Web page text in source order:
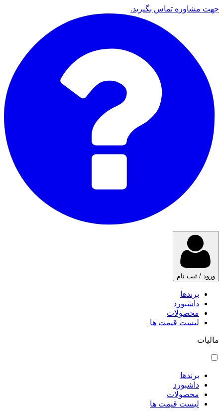
جهت مشاوره تماس بگیرید.
ورود / ثبت نام
برندها
داشبورد
محصولات
لیست قیمت ها
مالیات
برندها
داشبورد
محصولات
لیست قیمت ها